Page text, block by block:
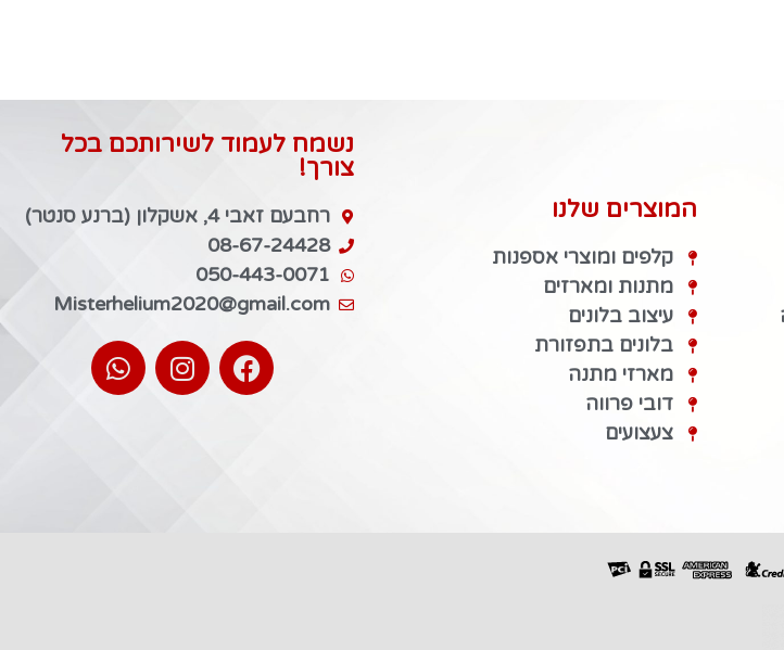
המוצרים שלנו
קלפים ומוצרי אספנות
מתנות ומארזים
עיצוב בלונים
בלונים בתפזורת
מארזי מתנה
דובי פרווה
צעצועים
נשמח לעמוד לשירותכם בכל
צורך!
רחבעם זאבי 4, אשקלון (ברנע סנטר)
08-67-24428
050-443-0071
Misterhelium2020@gmail.com